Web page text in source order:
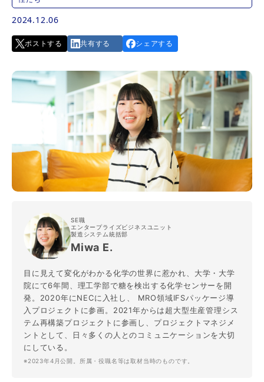
キャリア採用
募集職種一覧
2024.12.06
ポストする 共有する シェアする
SE職
エンタープライズビジネスユニット
製造システム統括部
Miwa E.
目に見えて変化がわかる化学の世界に惹かれ、大学・大学
院にて6年間、理工学部で糖を検出する化学センサーを開
発。2020年にNECに入社し、 MRO領域IFSパッケージ導
入プロジェクトに参画。2021年からは超大型生産管理シス
テム再構築プロジェクトに参画し、プロジェクトマネジメ
ントとして、日々多くの人とのコミュニケーションを大切
にしている。
※2023年4月公開。所属・役職名等は取材当時のものです。